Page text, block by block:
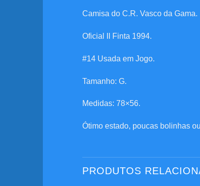
Camisa do C.R. Vasco da Gama.
Oficial II Finta 1994.
#14 Usada em Jogo.
Tamanho: G.
Medidas: 78×56.
Ótimo estado, poucas bolinhas
PRODUTOS